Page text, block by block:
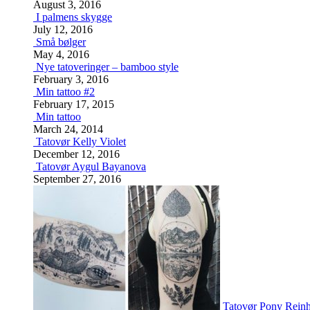
August 3, 2016
I palmens skygge
July 12, 2016
Små bølger
May 4, 2016
Nye tatoveringer – bamboo style
February 3, 2016
Min tattoo #2
February 17, 2015
Min tattoo
March 24, 2014
Tatovør Kelly Violet
December 12, 2016
Tatovør Aygul Bayanova
September 27, 2016
Tatovør Pony